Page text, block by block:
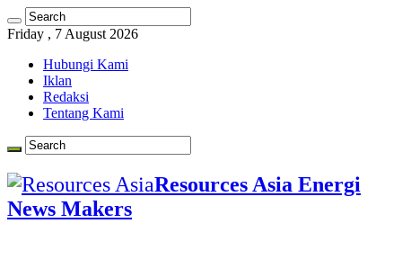
Friday , 7 August 2026
Hubungi Kami
Iklan
Redaksi
Tentang Kami
Resources Asia Energi
News Makers